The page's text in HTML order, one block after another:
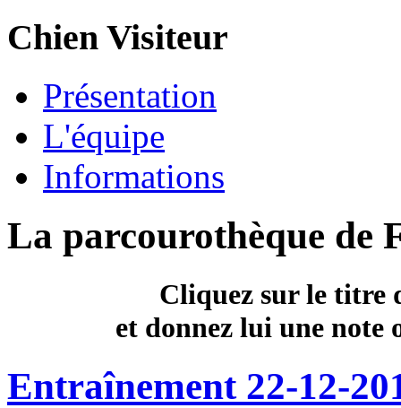
Chien Visiteur
Présentation
L'équipe
Informations
La parcourothèque de
Cliquez sur le titre
et donnez lui une
Entraînement 22-12-